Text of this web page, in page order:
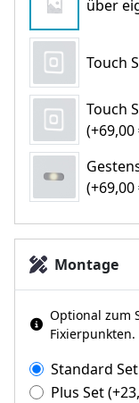
über
Touch
Touch
(+69,00
(+69,00
Montage
Optional zum
Fixierpunkten.
Standard Set
Plus Set(+